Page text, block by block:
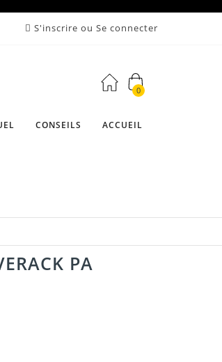
S'inscrire ou Se connecter
0
CONSEILS ACCUEIL
PA